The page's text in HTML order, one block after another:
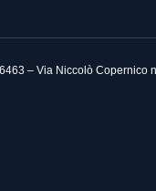
– Via Niccolò Copernico